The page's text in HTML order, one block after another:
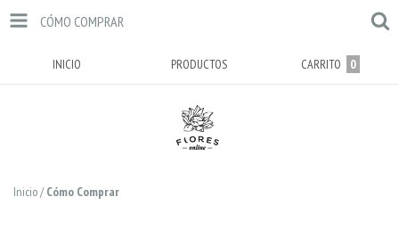
CÓMO COMPRAR
INICIO PRODUCTOS CARRITO 0
Inicio/ Cómo Comprar